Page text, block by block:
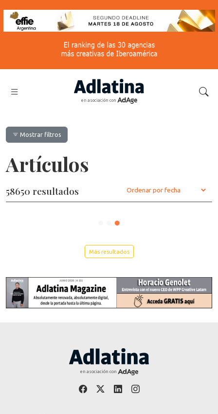
en asociación con
Artículos
58650 resultados
Más resultados
Mostrar filtros
en asociación con